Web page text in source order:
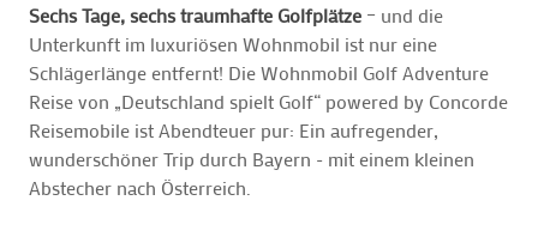
GOLF CARD
GOLF & WOMO
MALLORCA GOLFWOCHE
Sechs Tage, sechs traumhafte Golfplätze – und die
Unterkunft im luxuriösen Wohnmobil ist nur eine
Schlägerlänge entfernt! Die Wohnmobil Golf Adventure
Reise von „Deutschland spielt Golf“ powered by Concorde
Reisemobile ist Abendteuer pur: Ein aufregender,
wunderschöner Trip durch Bayern - mit einem kleinen
Abstecher nach Österreich.